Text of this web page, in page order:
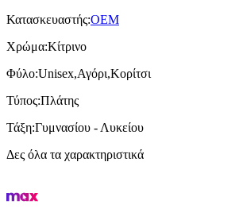
Κατασκευαστής:OEM
Χρώμα:Κίτρινο
Φύλο:Unisex,Αγόρι,Κορίτσι
Τύπος:Πλάτης
Τάξη:Γυμνασίου - Λυκείου
Δες όλα τα χαρακτηριστικά